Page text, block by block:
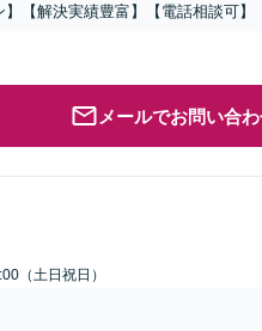
【解決実績豊富】【電話相談可】
メールでお問い合
（土日祝日）